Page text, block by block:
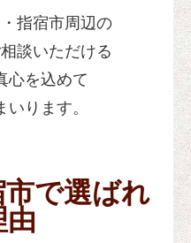
指宿市周辺の
談いただける
心を込めて
ります。
で選ばれ
由